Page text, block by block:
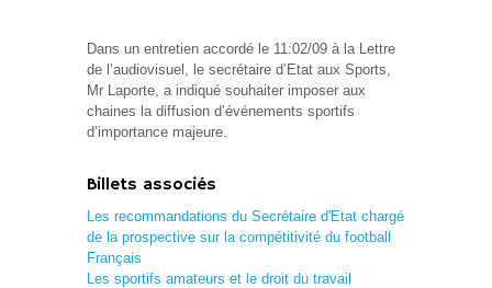
Dans un entretien accordé le 11:02/09 à la Lettre
de l’audiovisuel, le secrétaire d’Etat aux Sports,
Mr Laporte, a indiqué souhaiter imposer aux
chaines la diffusion d’événements sportifs
d’importance majeure.
Billets associés
Les recommandations du Secrétaire d'Etat chargé
de la prospective sur la compétitivité du football
Français
Les sportifs amateurs et le droit du travail